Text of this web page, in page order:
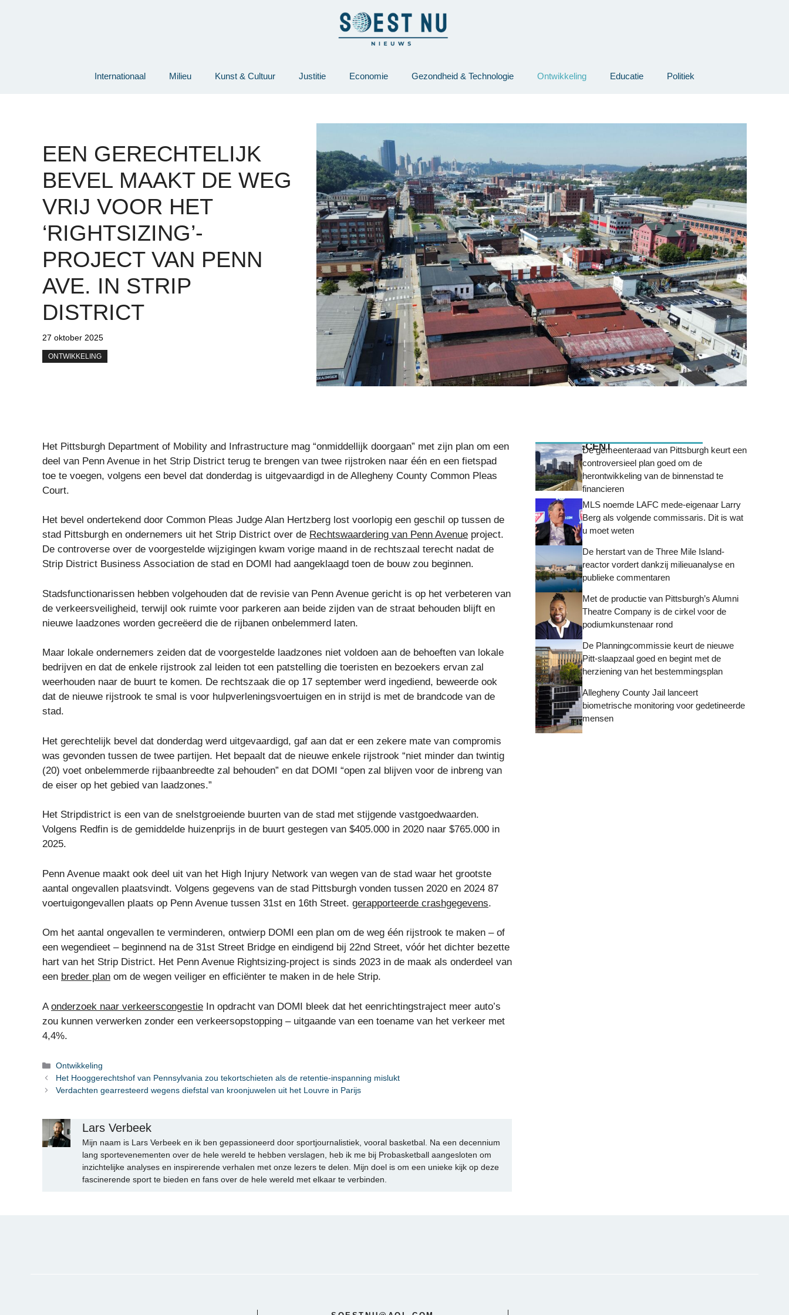
Internationaal Milieu Kunst & Cultuur Justitie Economie Gezondheid & Technologie Ontwikkeling Educatie Politiek
EEN GERECHTELIJK
BEVEL MAAKT DE WEG
VRIJ VOOR HET
‘RIGHTSIZING’-
PROJECT VAN PENN
AVE. IN STRIP
DISTRICT
27 oktober 2025
ONTWIKKELING
Het Pittsburgh Department of Mobility and Infrastructure mag “onmiddellijk doorgaan” met zijn plan om een ​​
deel van Penn Avenue in het Strip District terug te brengen van twee rijstroken naar één en een fietspad
toe te voegen, volgens een bevel dat donderdag is uitgevaardigd in de Allegheny County Common Pleas
Court.
Het bevel ondertekend door Common Pleas Judge Alan Hertzberg lost voorlopig een geschil op tussen de
stad Pittsburgh en ondernemers uit het Strip District over de Rechtswaardering van Penn Avenue project.
De controverse over de voorgestelde wijzigingen kwam vorige maand in de rechtszaal terecht nadat de
Strip District Business Association de stad en DOMI had aangeklaagd toen de bouw zou beginnen.
Stadsfunctionarissen hebben volgehouden dat de revisie van Penn Avenue gericht is op het verbeteren van
de verkeersveiligheid, terwijl ook ruimte voor parkeren aan beide zijden van de straat behouden blijft en
nieuwe laadzones worden gecreëerd die de rijbanen onbelemmerd laten.
Maar lokale ondernemers zeiden dat de voorgestelde laadzones niet voldoen aan de behoeften van lokale
bedrijven en dat de enkele rijstrook zal leiden tot een patstelling die toeristen en bezoekers ervan zal
weerhouden naar de buurt te komen. De rechtszaak die op 17 september werd ingediend, beweerde ook
dat de nieuwe rijstrook te smal is voor hulpverleningsvoertuigen en in strijd is met de brandcode van de
stad.
Het gerechtelijk bevel dat donderdag werd uitgevaardigd, gaf aan dat er een zekere mate van compromis
was gevonden tussen de twee partijen. Het bepaalt dat de nieuwe enkele rijstrook “niet minder dan twintig
(20) voet onbelemmerde rijbaanbreedte zal behouden” en dat DOMI “open zal blijven voor de inbreng van
de eiser op het gebied van laadzones.”
Het Stripdistrict is een van de snelstgroeiende buurten van de stad met stijgende vastgoedwaarden.
Volgens Redfin is de gemiddelde huizenprijs in de buurt gestegen van $405.000 in 2020 naar $765.000 in
2025.
Penn Avenue maakt ook deel uit van het High Injury Network van wegen van de stad waar het grootste
aantal ongevallen plaatsvindt. Volgens gegevens van de stad Pittsburgh vonden tussen 2020 en 2024 87
voertuigongevallen plaats op Penn Avenue tussen 31st en 16th Street. gerapporteerde crashgegevens.
Om het aantal ongevallen te verminderen, ontwierp DOMI een plan om de weg één rijstrook te maken – of
een wegendieet – beginnend na de 31st Street Bridge en eindigend bij 22nd Street, vóór het dichter bezette
hart van het Strip District. Het Penn Avenue Rightsizing-project is sinds 2023 in de maak als onderdeel van
een breder plan om de wegen veiliger en efficiënter te maken in de hele Strip.
A onderzoek naar verkeerscongestie In opdracht van DOMI bleek dat het eenrichtingstraject meer auto’s
zou kunnen verwerken zonder een verkeersopstopping – uitgaande van een toename van het verkeer met
4,4%.
Categorieën
Ontwikkeling
Het Hooggerechtshof van Pennsylvania zou tekortschieten als de retentie-inspanning mislukt
Verdachten gearresteerd wegens diefstal van kroonjuwelen uit het Louvre in Parijs
Lars Verbeek
Mijn naam is Lars Verbeek en ik ben gepassioneerd door sportjournalistiek, vooral basketbal. Na een decennium
lang sportevenementen over de hele wereld te hebben verslagen, heb ik me bij Probasketball aangesloten om
inzichtelijke analyses en inspirerende verhalen met onze lezers te delen. Mijn doel is om een unieke kijk op deze
fascinerende sport te bieden en fans over de hele wereld met elkaar te verbinden.
MEEST RECENTDe gemeenteraad van Pittsburgh keurt een
controversieel plan goed om de
herontwikkeling van de binnenstad te
financieren
MLS noemde LAFC mede-eigenaar Larry
Berg als volgende commissaris. Dit is wat
u moet weten
De herstart van de Three Mile Island-
reactor vordert dankzij milieuanalyse en
publieke commentaren
Met de productie van Pittsburgh’s Alumni
Theatre Company is de cirkel voor de
podiumkunstenaar rond
De Planningcommissie keurt de nieuwe
Pitt-slaapzaal goed en begint met de
herziening van het bestemmingsplan
Allegheny County Jail lanceert
biometrische monitoring voor gedetineerde
mensen